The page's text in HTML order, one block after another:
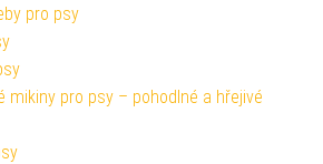
pro psy
mikiny pro psy – pohodlné a hřejivé